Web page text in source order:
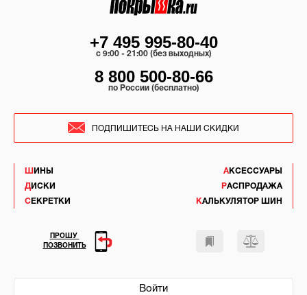
ШИНЫ
ДИСКИ
СЕКРЕТКИ
АКСЕССУАРЫ
РАСПРОДАЖА
КАЛЬКУЛЯТОР ШИН
Войти
+7 495 995-80-40
c 9:00 - 21:00 (без выходных)
8 800 500-80-66
по России (бесплатно)
ПОДПИШИТЕСЬ НА НАШИ СКИДКИ
ПРОШУ
ПОЗВОНИТЬ